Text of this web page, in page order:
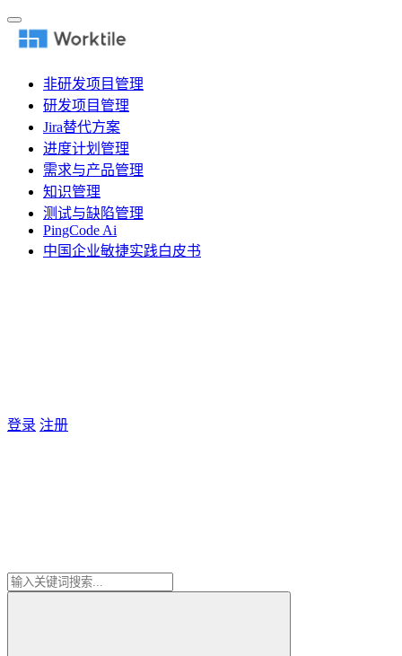
非研发项目管理
研发项目管理
Jira替代方案
进度计划管理
需求与产品管理
知识管理
测试与缺陷管理
PingCode Ai
中国企业敏捷实践白皮书
登录 注册